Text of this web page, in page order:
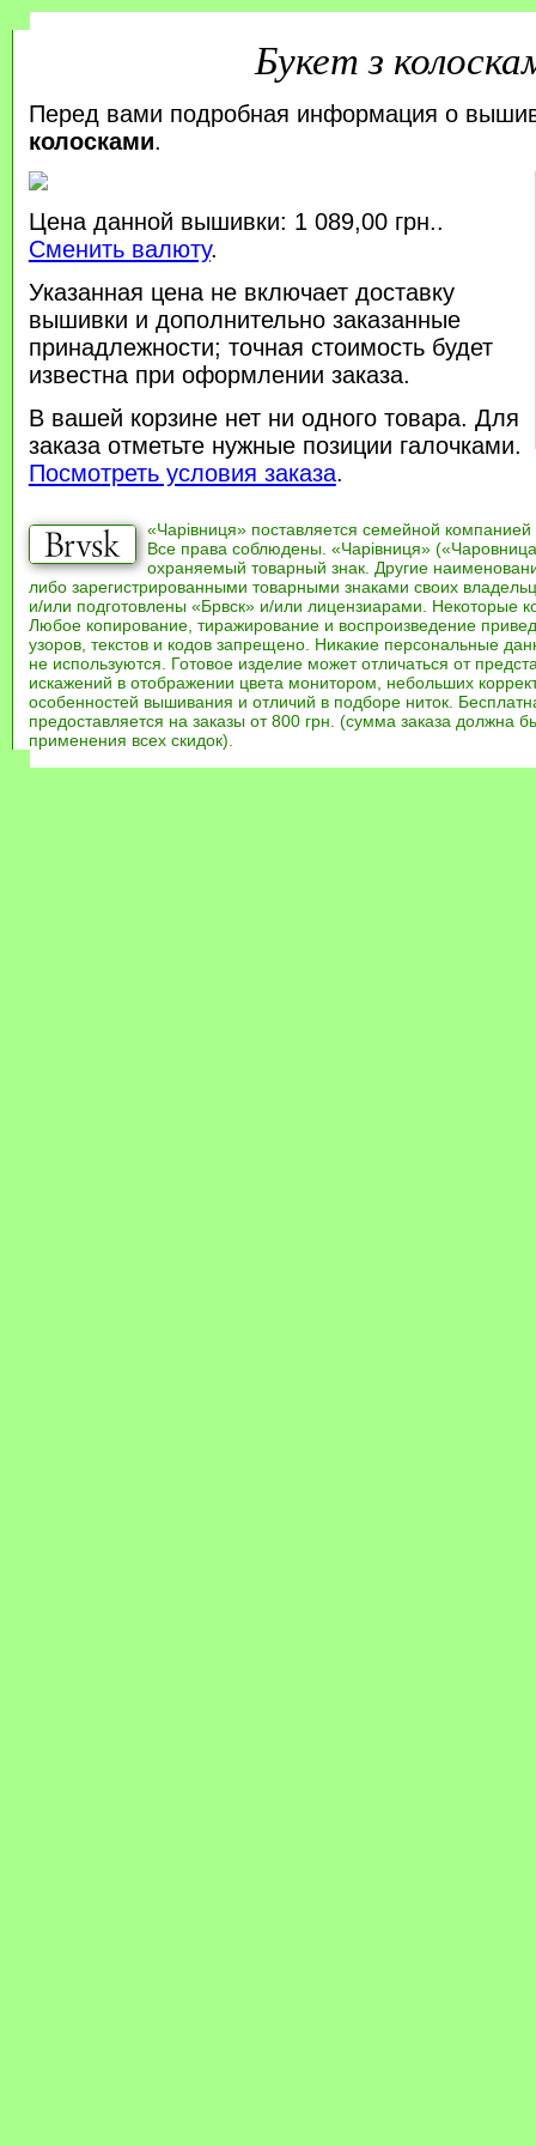
Букет з
Перед вами подробная информация о
колосками.
Цена данной вышивки: 1 089,00 грн..
Сменить валюту.
Указанная цена не включает доставку
вышивки и дополнительно заказанные
принадлежности; точная стоимость будет
известна при оформлении заказа.
В вашей корзине нет ни одного товара. Для
заказа отметьте нужные позиции галочками.
Посмотреть условия заказа.
«Чарівниця» поставляется семейной компанией
Все права соблюдены. «Чарівниця»
охраняемый товарный знак. Другие
либо зарегистрированными товарными знаками своих
и/или подготовлены «Брвск» и/или лицензиарами. Некоторые
Любое копирование, тиражирование и воспроизведение
узоров, текстов и кодов запрещено. Никакие персональные
не используются. Готовое изделие может отличаться от
искажений в отображении цвета монитором, небольших
особенностей вышивания и отличий в подборе ниток.
предоставляется на заказы от 800 грн. (сумма заказа должна
применения всех скидок).